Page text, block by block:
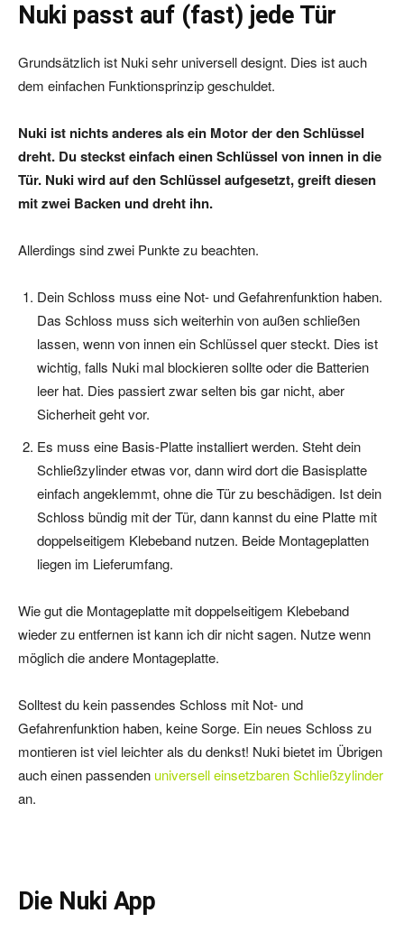
Nuki passt auf (fast) jede Tür
Grundsätzlich ist Nuki sehr universell designt. Dies ist auch
dem einfachen Funktionsprinzip geschuldet.
Nuki ist nichts anderes als ein Motor der den Schlüssel
dreht. Du steckst einfach einen Schlüssel von innen in die
Tür. Nuki wird auf den Schlüssel aufgesetzt, greift diesen
mit zwei Backen und dreht ihn.
Allerdings sind zwei Punkte zu beachten.
Dein Schloss muss eine Not- und Gefahrenfunktion haben.
Das Schloss muss sich weiterhin von außen schließen
lassen, wenn von innen ein Schlüssel quer steckt. Dies ist
wichtig, falls Nuki mal blockieren sollte oder die Batterien
leer hat. Dies passiert zwar selten bis gar nicht, aber
Sicherheit geht vor.
Es muss eine Basis-Platte installiert werden. Steht dein
Schließzylinder etwas vor, dann wird dort die Basisplatte
einfach angeklemmt, ohne die Tür zu beschädigen. Ist dein
Schloss bündig mit der Tür, dann kannst du eine Platte mit
doppelseitigem Klebeband nutzen. Beide Montageplatten
liegen im Lieferumfang.
Wie gut die Montageplatte mit doppelseitigem Klebeband
wieder zu entfernen ist kann ich dir nicht sagen. Nutze wenn
möglich die andere Montageplatte.
Solltest du kein passendes Schloss mit Not- und
Gefahrenfunktion haben, keine Sorge. Ein neues Schloss zu
montieren ist viel leichter als du denkst! Nuki bietet im Übrigen
auch einen passenden universell einsetzbaren Schließzylinder
an.
Die Nuki App